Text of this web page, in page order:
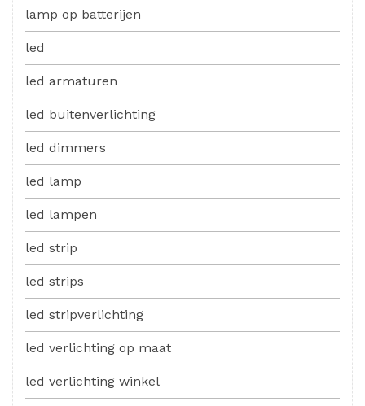
lamp op batterijen
led
led armaturen
led buitenverlichting
led dimmers
led lamp
led lampen
led strip
led strips
led stripverlichting
led verlichting op maat
led verlichting winkel